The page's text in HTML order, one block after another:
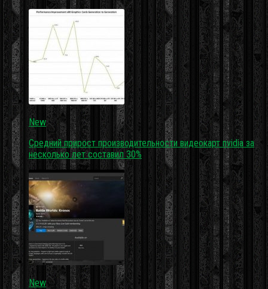
New
Средний прирост производительности видеокарт nvidia за
несколько лет составил 30%
New